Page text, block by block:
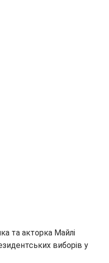
та акторка Майлі
виборів у